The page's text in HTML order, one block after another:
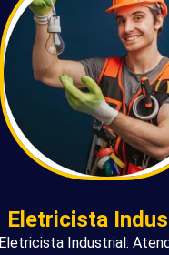
Eletricista
Eletricista Industrial: